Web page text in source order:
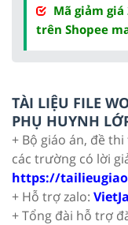
Mã giảm giá
trên Shopee
TÀI LIỆU FILE
PHỤ HUYNH
+ Bộ giáo án, đề
các trường có lời
https://
+ Hỗ trợ zalo:
+ Tổng đài hỗ trợ